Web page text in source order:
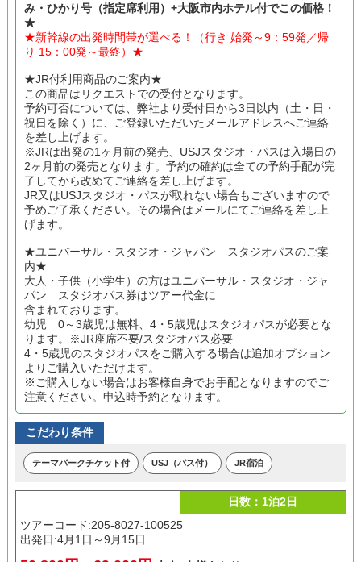
み・ひかり号（指定席利用）+大阪市内ホテル付でこの価格！
★
★新幹線の出発時間帯が選べる！（行き 始発～9：59発／帰
り 15：00発～最終）★
★JR付利用商品のご案内★
この商品はリクエストでの受付となります。
予約可否については、弊社より受付日から3日以内（土・日・
祝日を除く）に、ご登録いただいたメールアドレスへご連絡
を差し上げます。
※JRは出発の1ヶ月前の発売、USJスタジオ・パスは入場日の
2ヶ月前の発売となります。予約の確約は全ての予約手配が完
了してから改めてご連絡を差し上げます。
JR又はUSJスタジオ・パスが取れない場合もございますので
予めご了承ください。その場合はメールにてご連絡を差し上
げます。
★ユニバーサル・スタジオ・ジャパン スタジオパスのご案
内★
大人・子供（小学生）の方はユニバーサル・スタジオ・ジャ
パン スタジオパス券はツアー代金に
含まれております。
幼児 0～3歳児は無料、4・5歳児はスタジオパスが必要とな
ります。※JR座席不要/スタジオパス必要
4・5歳児のスタジオパスをご購入する場合は追加オプション
よりご購入いただけます。
※ご購入しない場合はお客様自身でお手配となりますのでご
注意ください。申込時予約となります。
こだわり条件
テーマパークチケット付 USJ（パス付） JR宿泊
日数：1泊2日
ツアーコード:205-8027-100525
出発日:4月1日～9月15日